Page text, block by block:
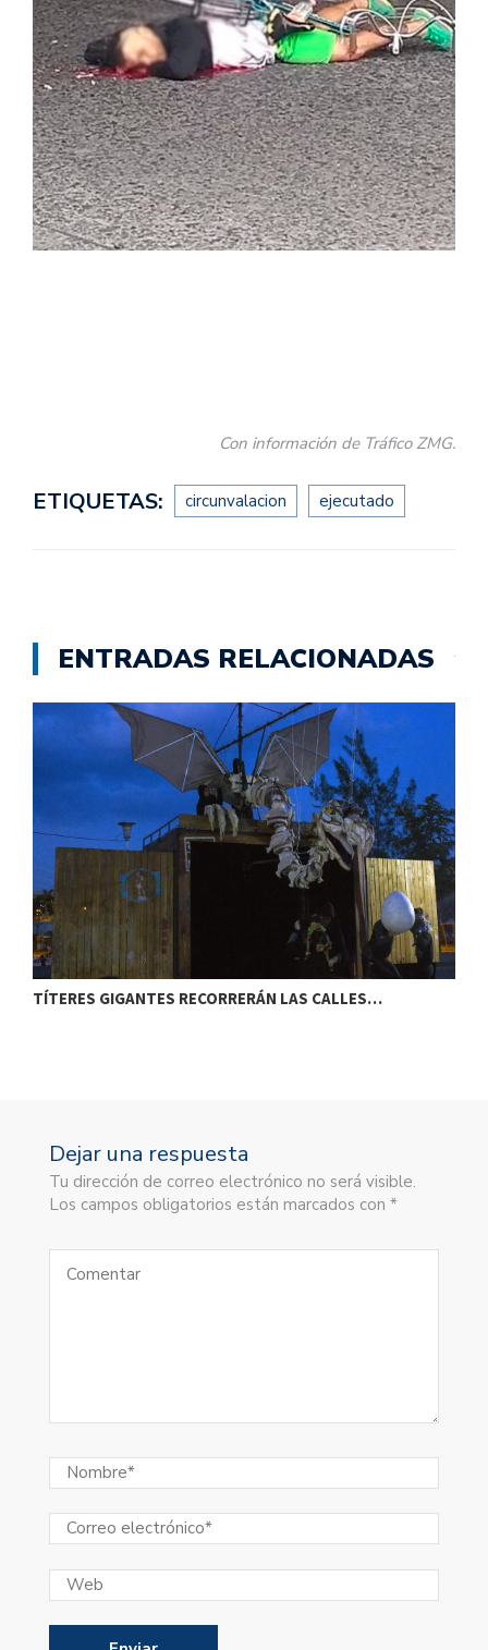
Con información de Tráfico ZMG.
ETIQUETAS: circunvalacion ejecutado
ENTRADAS RELACIONADAS
TÍTERES GIGANTES RECORRERÁN LAS CALLES…
Dejar una respuesta
Tu dirección de correo electrónico no será visible.
Los campos obligatorios están marcados con *